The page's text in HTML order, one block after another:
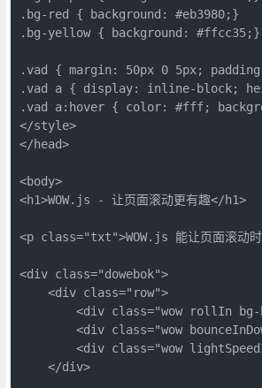
.bg-red { background: #eb3980;}
.bg-yellow { background: #ffcc35;}
.vad { margin: 50px 0 5px;
.vad a { display: inline-block;
.vad a:hover { color: #fff;
</style>
</head>
<body>
<h1>WOW.js - 让页面滚动更有趣</h1>
<p class="txt">WOW.js 能让页面滚动时
<div class="dowebok">
    <div class="row">
<div class="wow rollIn
<div class="wow
<div class="wow
    </div>